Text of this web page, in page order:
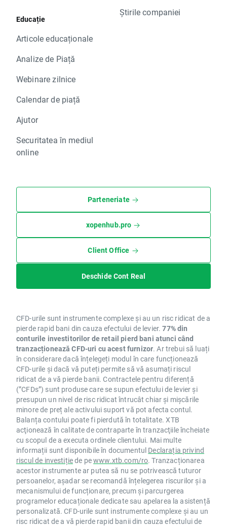
Educație
Articole educaționale
Analize de Piață
Webinare zilnice
Calendar de piață
Ajutor
Securitatea în mediul
online
Știrile companiei
Parteneriate
xopenhub.pro
Client Office
Deschide Cont Real
CFD-urile sunt instrumente complexe și au un risc ridicat de a
pierde rapid bani din cauza efectului de levier.77% din
conturile investitorilor de retail pierd bani atunci când
tranzacționează CFD-uri cu acest furnizor. Ar trebui să luați
în considerare dacă înțelegeți modul în care funcționează
CFD-urile și dacă vă puteți permite să vă asumați riscul
ridicat de a vă pierde banii. Contractele pentru diferență
(”CFDs”) sunt produse care se supun efectului de levier și
presupun un nivel de risc ridicat întrucât chiar și mișcările
minore de preț ale activului suport vă pot afecta contul.
Balanța contului poate fi pierdută în totalitate. XTB
acţionează în calitate de contraparte în tranzacţiile încheiate
cu scopul de a executa ordinele clientului. Mai multe
informații sunt disponibile în documentul Declarația privind
riscul de investițiede pewww.xtb.com/ro. Tranzacționarea
acestor instrumente ar putea să nu se potrivească tuturor
persoanelor, așadar se recomandă înțelegerea riscurilor și a
mecanismului de funcționare, precum și parcurgerea
programelor educaționale dedicate sau apelarea la asistență
personalizată. CFD-urile sunt instrumente complexe și au un
risc ridicat de a vă pierde rapid banii din cauza efectului de